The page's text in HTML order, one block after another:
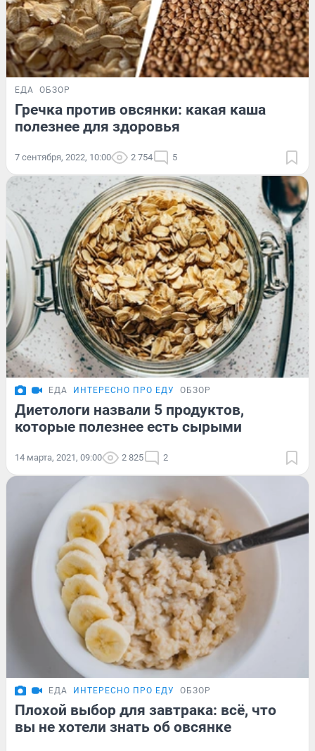
ЕДА ОБЗОР
Гречка против овсянки: какая каша
полезнее для здоровья
7 сентября, 2022, 10:00 2 754 5
ЕДА ИНТЕРЕСНО ПРО ЕДУ ОБЗОР
Диетологи назвали 5 продуктов,
которые полезнее есть сырыми
14 марта, 2021, 09:00 2 825 2
ЕДА ИНТЕРЕСНО ПРО ЕДУ ОБЗОР
Плохой выбор для завтрака: всё, что
вы не хотели знать об овсянке